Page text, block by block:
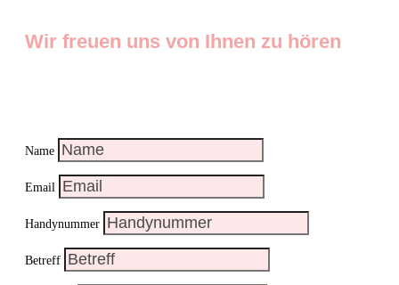
Wir freuen uns von Ihnen zu hören
Name
Email
Handynummer
Betreff